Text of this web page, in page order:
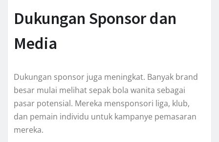
Dukungan Sponsor dan
Media
Dukungan sponsor juga meningkat. Banyak brand
besar mulai melihat sepak bola wanita sebagai
pasar potensial. Mereka mensponsori liga, klub,
dan pemain individu untuk kampanye pemasaran
mereka.